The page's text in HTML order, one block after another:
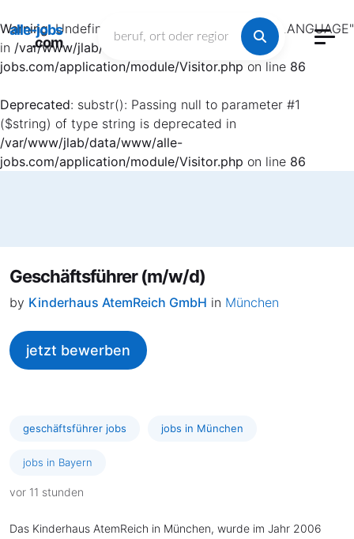
Warning: Undefined array key "HTTP_ACCEPT_LANGUAGE"
in /var/www/jlab/data/www/alle-
jobs.com/application/module/Visitor.php on line 86
Deprecated: substr(): Passing null to parameter #1
($string) of type string is deprecated in
/var/www/jlab/data/www/alle-
jobs.com/application/module/Visitor.php on line 86
alle-jobs
.com
Geschäftsführer (m/w/d)
by Kinderhaus AtemReich GmbH in München
jetzt bewerben
geschäftsführer jobs jobs in München
jobs in Bayern
vor 11 stunden
Das Kinderhaus AtemReich in München, wurde im Jahr 2006